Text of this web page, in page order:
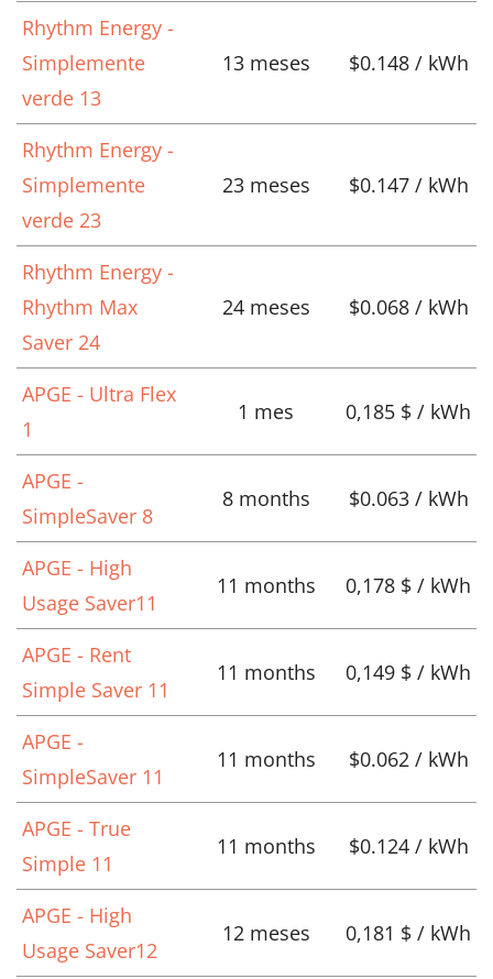
Rhythm Energy -
Simplemente
verde 13
13 meses $0.148 / kWh
Rhythm Energy -
Simplemente
verde 23
23 meses $0.147 / kWh
Rhythm Energy -
Rhythm Max
Saver 24
24 meses $0.068 / kWh
APGE - Ultra Flex
1
1 mes 0,185 $ / kWh
APGE -
SimpleSaver 8
8 months $0.063 / kWh
APGE - High
Usage Saver11
11 months 0,178 $ / kWh
APGE - Rent
Simple Saver 11
11 months 0,149 $ / kWh
APGE -
SimpleSaver 11
11 months $0.062 / kWh
APGE - True
Simple 11
11 months $0.124 / kWh
APGE - High
Usage Saver12
12 meses 0,181 $ / kWh